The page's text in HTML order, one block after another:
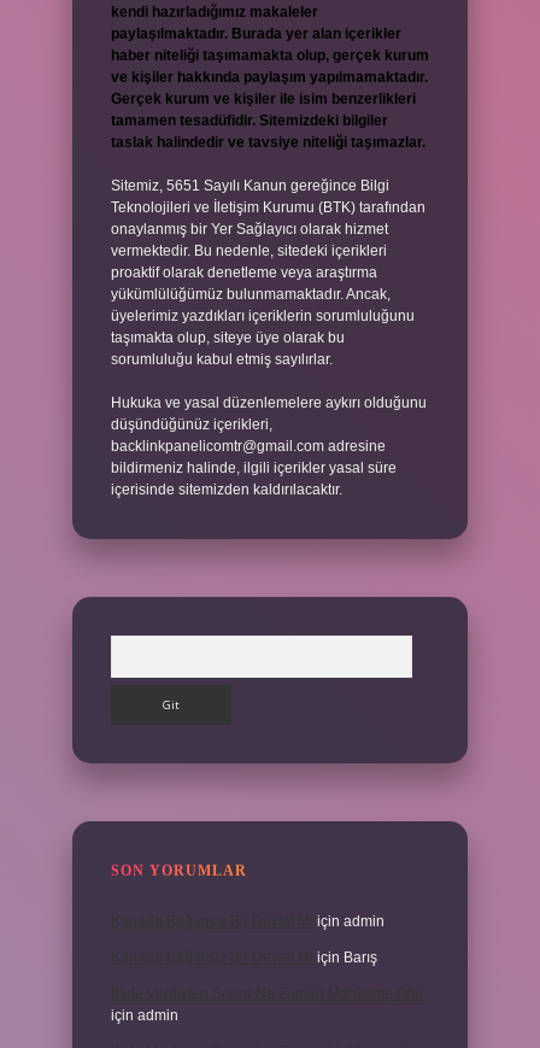
kendi hazırladığımız makaleler
paylaşılmaktadır. Burada yer alan içerikler
haber niteliği taşımamakta olup, gerçek kurum
ve kişiler hakkında paylaşım yapılmamaktadır.
Gerçek kurum ve kişiler ile isim benzerlikleri
tamamen tesadüfidir. Sitemizdeki bilgiler
taslak halindedir ve tavsiye niteliği taşımazlar.
Sitemiz, 5651 Sayılı Kanun gereğince Bilgi
Teknolojileri ve İletişim Kurumu (BTK) tarafından
onaylanmış bir Yer Sağlayıcı olarak hizmet
vermektedir. Bu nedenle, sitedeki içerikleri
proaktif olarak denetleme veya araştırma
yükümlülüğümüz bulunmamaktadır. Ancak,
üyelerimiz yazdıkları içeriklerin sorumluluğunu
taşımakta olup, siteye üye olarak bu
sorumluluğu kabul etmiş sayılırlar.
Hukuka ve yasal düzenlemelere aykırı olduğunu
düşündüğünüz içerikleri,
backlinkpanelicomtr@gmail.com adresine
bildirmeniz halinde, ilgili içerikler yasal süre
içerisinde sitemizden kaldırılacaktır.
SON YORUMLAR
için admin
için Barış
için admin